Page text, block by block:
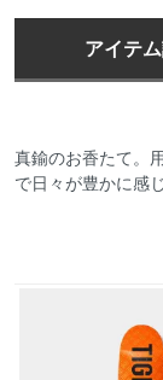
アイテ
真鍮のお香たて。
で日々が豊かに感